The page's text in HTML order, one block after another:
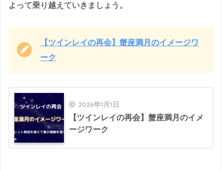
よって乗り越えていきましょう。
【ツインレイの再会】蟹座満月のイメージワ
ーク
2026年1月1日
【ツインレイの再会】蟹座満月のイメ
ージワーク